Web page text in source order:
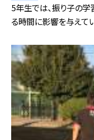
5年生では、振り子の学
る時間に影響を与えて